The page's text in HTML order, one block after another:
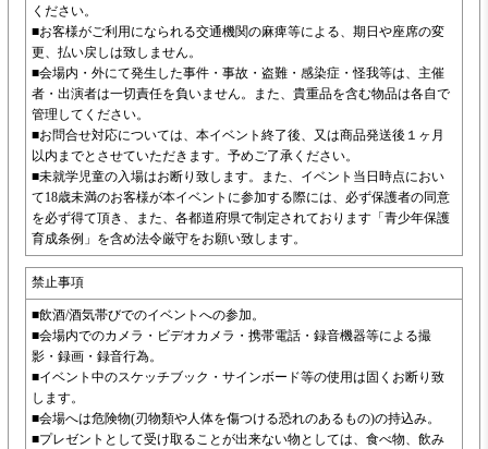
ください。
■お客様がご利用になられる交通機関の麻痺等による、期日や座席の変
更、払い戻しは致しません。
■会場内・外にて発生した事件・事故・盗難・感染症・怪我等は、主催
者・出演者は一切責任を負いません。また、貴重品を含む物品は各自で
管理してください。
■お問合せ対応については、本イベント終了後、又は商品発送後１ヶ月
以内までとさせていただきます。予めご了承ください。
■未就学児童の入場はお断り致します。また、イベント当日時点におい
て18歳未満のお客様が本イベントに参加する際には、必ず保護者の同意
を必ず得て頂き、また、各都道府県で制定されております「青少年保護
育成条例」を含め法令厳守をお願い致します。
禁止事項
■飲酒/酒気帯びでのイベントへの参加。
■会場内でのカメラ・ビデオカメラ・携帯電話・録音機器等による撮
影・録画・録音行為。
■イベント中のスケッチブック・サインボード等の使用は固くお断り致
します。
■会場へは危険物(刃物類や人体を傷つける恐れのあるもの)の持込み。
■プレゼントとして受け取ることが出来ない物としては、食べ物、飲み